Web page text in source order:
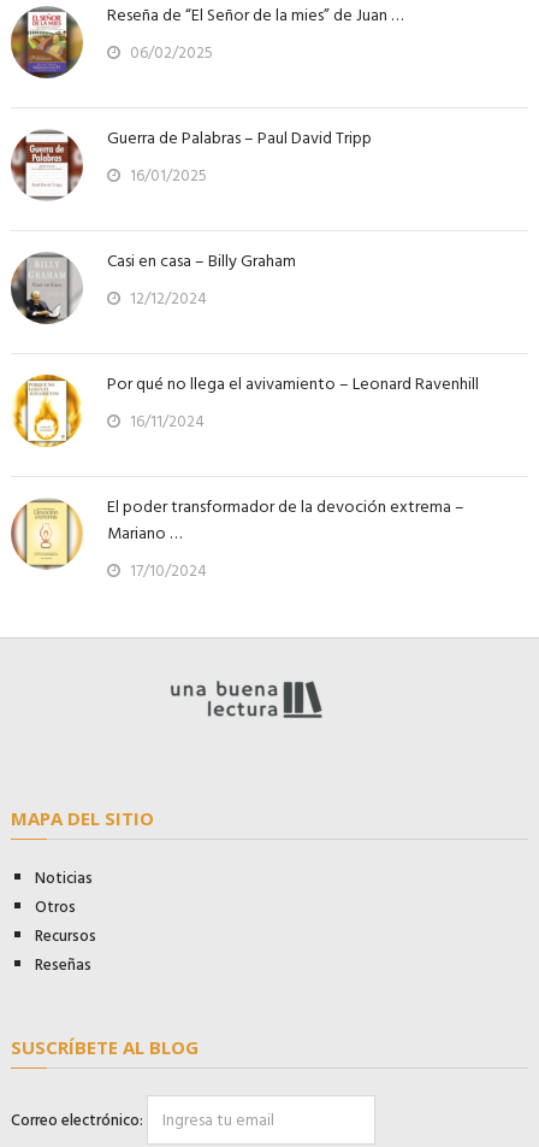
Reseña de “El Señor de la mies” de Juan …
06/02/2025
Guerra de Palabras – Paul David Tripp
16/01/2025
Casi en casa – Billy Graham
12/12/2024
Por qué no llega el avivamiento – Leonard Ravenhill
16/11/2024
El poder transformador de la devoción extrema –
Mariano …
17/10/2024
MAPA DEL SITIO
Noticias
Otros
Recursos
Reseñas
SUSCRÍBETE AL BLOG
Correo electrónico: